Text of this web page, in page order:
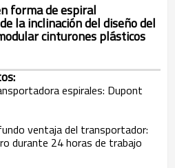
forma de espiral
la inclinación del diseño del
cinturones plásticos
espirales: Dupont
ventaja del transportador:
durante 24 horas de trabajo